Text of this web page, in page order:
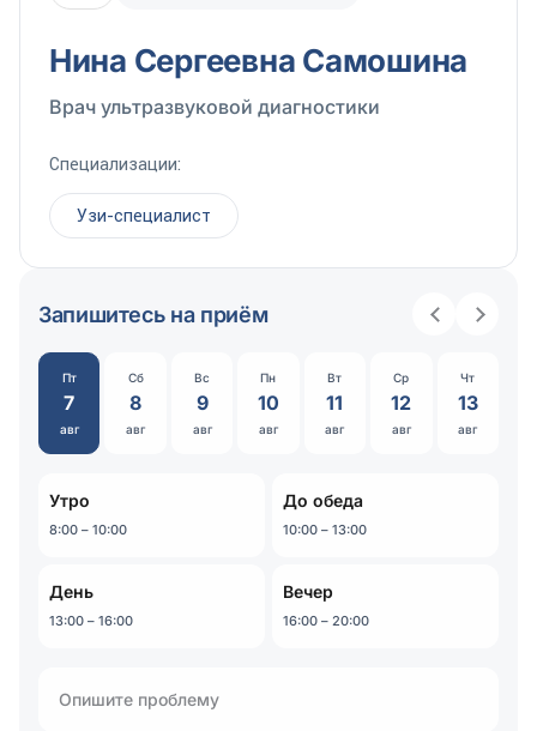
Нина Сергеевна Самошина
Врач ультразвуковой диагностики
Специализации:
Узи-специалист
Запишитесь на приём
Пт
7
авг
Сб
8
авг
Вс
9
авг
Пн
10
авг
Вт
11
авг
Ср
12
авг
Чт
13
авг
Утро
8:00 – 10:00
До обеда
10:00 – 13:00
День
13:00 – 16:00
Вечер
16:00 – 20:00